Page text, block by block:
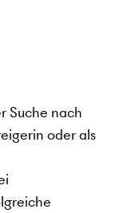
Suche nach
oder als